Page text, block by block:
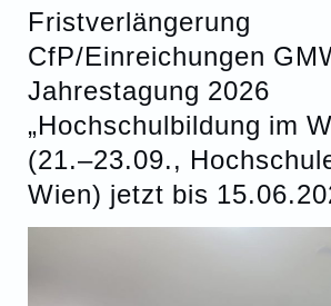
Fristverlängerung
CfP/Einreichungen
Jahrestagung 2026
„Hochschulbildung im
(21.–23.09.,
Wien) jetzt bis